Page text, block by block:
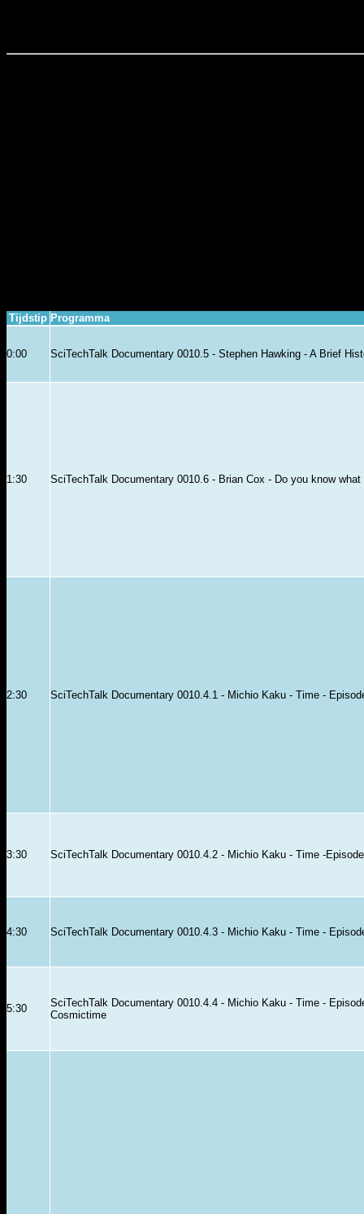
Tijdstip Programma
0:00 SciTechTalk Documentary 0010.5 - Stephen Hawking - A Brief
1:30 SciTechTalk Documentary 0010.6 - Brian Cox - Do you know
2:30 SciTechTalk Documentary 0010.4.1 - Michio Kaku - Time -
3:30 SciTechTalk Documentary 0010.4.2 - Michio Kaku - Time -
4:30 SciTechTalk Documentary 0010.4.3 - Michio Kaku - Time -
5:30
SciTechTalk Documentary 0010.4.4 - Michio Kaku - Time -
Cosmictime